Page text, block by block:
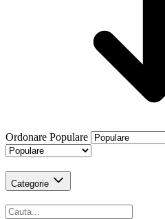
Ordonare Populare
Categorie